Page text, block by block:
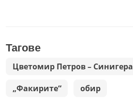
Тагове
Цветомир Петров – Синигера
„Факирите“ обир